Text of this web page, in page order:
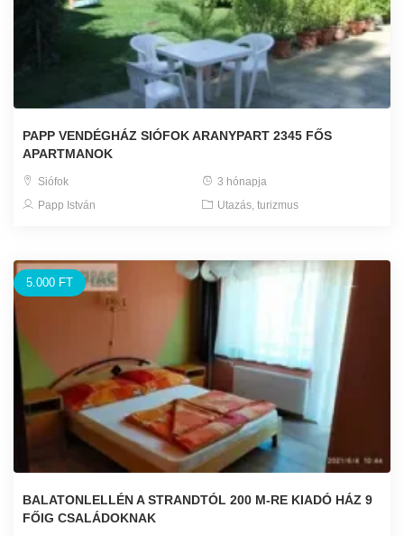
PAPP VENDÉGHÁZ SIÓFOK ARANYPART 2345 FŐS
APARTMANOK
Siófok
3 hónapja
Papp István
Utazás, turizmus
5.000 FT
BALATONLELLÉN A STRANDTÓL 200 M-RE KIADÓ HÁZ 9
FŐIG CSALÁDOKNAK